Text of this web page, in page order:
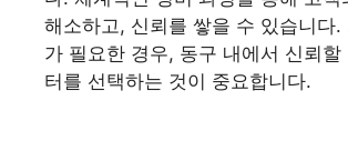
해소하고, 신뢰를 쌓을 수 있습니다.
가 필요한 경우, 동구 내에서 신뢰할
터를 선택하는 것이 중요합니다.